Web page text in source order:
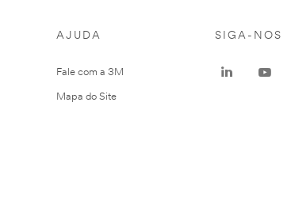
AJUDA
Fale com a 3M
Mapa do Site
SIGA-NOS